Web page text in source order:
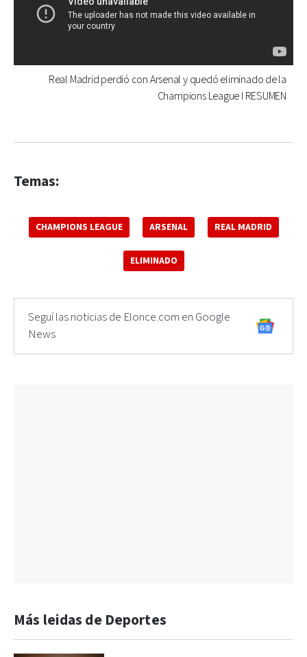
Real Madrid perdió con Arsenal y quedó eliminado de la
Champions League I RESUMEN
Temas:
CHAMPIONS LEAGUE ARSENAL REAL MADRID
ELIMINADO
Seguí las noticias de Elonce.com en Google
News
Más leidas de Deportes